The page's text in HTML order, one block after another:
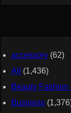
accessory (62)
All
(1,436)
Beauty Fashion
Business